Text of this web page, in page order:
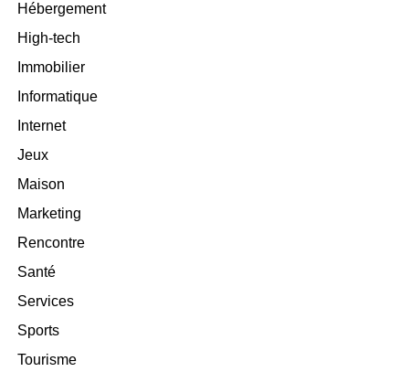
Hébergement
High-tech
Immobilier
Informatique
Internet
Jeux
Maison
Marketing
Rencontre
Santé
Services
Sports
Tourisme